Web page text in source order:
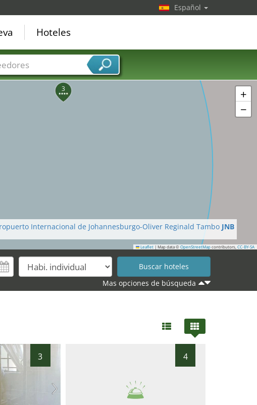
3
5
+
−
Leaflet | Map data © OpenStreetMap contributors, CC-BY-SA
Internacional de Johannesburgo-Oliver Reginald Tambo JNB
Mas opciones de búsqueda
3 4
Español
Hoteles
de proveedor de servicios